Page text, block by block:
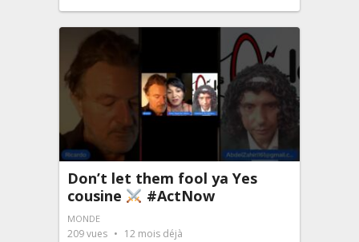
Don’t let them fool ya Yes
cousine
#ActNow
MONDE
209vues 12 mois déjà